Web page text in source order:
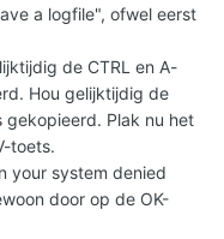
a logfile", ofwel eerst
de CTRL en A-
Hou gelijktijdig de
gekopieerd. Plak nu het
toets.
your system denied
door op de OK-